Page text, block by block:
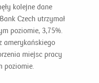
kolejne dane
Czech utrzymał
poziomie, 3,75%.
amerykańskiego
miejsc pracy
poziomie.